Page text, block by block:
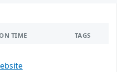
TIME TAGS